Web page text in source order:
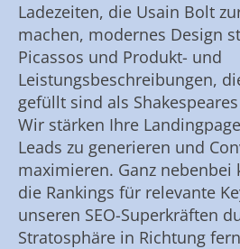
Ladezeiten, die Usain Bolt
machen, modernes Design
Picassos und Produkt- und
Leistungsbeschreibungen,
gefüllt sind als
Wir stärken Ihre
Leads zu generieren und
maximieren. Ganz
die Rankings für relevante
unseren SEO-Superkräften
Stratosphäre in Richtung